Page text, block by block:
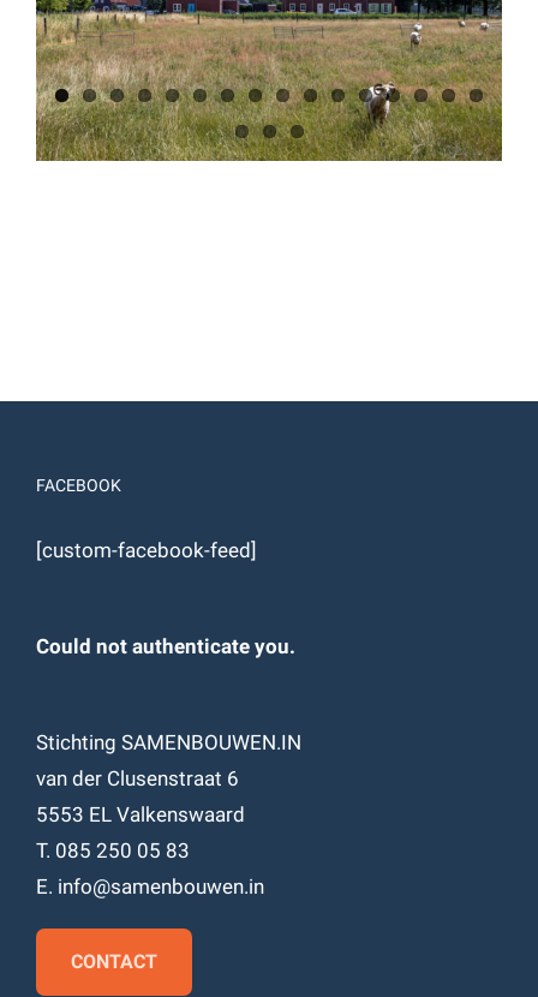
FACEBOOK
[custom-facebook-feed]
Could not authenticate you.
Stichting SAMENBOUWEN.IN
van der Clusenstraat 6
5553 EL Valkenswaard
T. 085 250 05 83
E. info@samenbouwen.in
CONTACT